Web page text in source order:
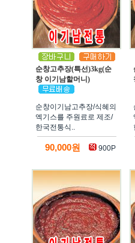
순창고추장(특선)3kg(순
창 이기남할머니)
순창이기남고추장/식혜의
엑기스를 주원료로 제조/
한국전통식..
90,000원 900P